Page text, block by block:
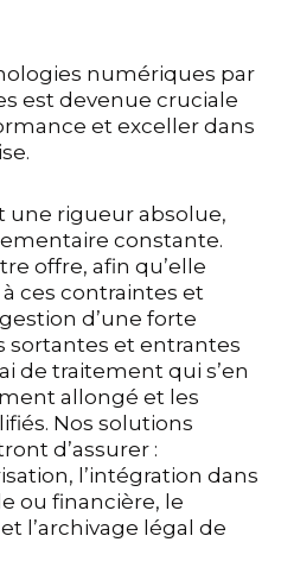
numériques par
est devenue cruciale
et exceller dans
une rigueur absolue,
constante.
offre, afin qu’elle
ces contraintes et
d’une forte
sortantes et entrantes
de traitement qui s’en
allongé et les
Nos solutions
d’assurer :
l’intégration dans
ou financière, le
l’archivage légal de